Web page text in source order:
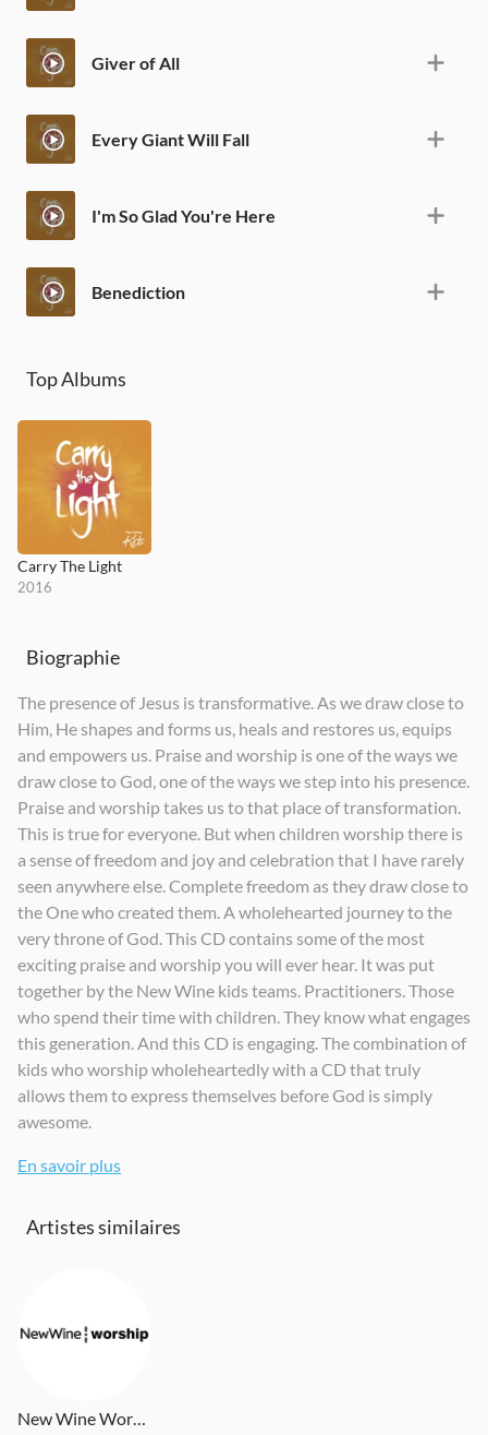
Giver of All
Every Giant Will Fall
I'm So Glad You're Here
Benediction
Top Albums
Carry The Light
2016
Biographie
The presence of Jesus is transformative. As we draw close to
Him, He shapes and forms us, heals and restores us, equips
and empowers us. Praise and worship is one of the ways we
draw close to God, one of the ways we step into his presence.
Praise and worship takes us to that place of transformation.
This is true for everyone. But when children worship there is
a sense of freedom and joy and celebration that I have rarely
seen anywhere else. Complete freedom as they draw close to
the One who created them. A wholehearted journey to the
very throne of God. This CD contains some of the most
exciting praise and worship you will ever hear. It was put
together by the New Wine kids teams. Practitioners. Those
who spend their time with children. They know what engages
this generation. And this CD is engaging. The combination of
kids who worship wholeheartedly with a CD that truly
allows them to express themselves before God is simply
awesome.
En savoir plus
Artistes similaires
New Wine Worship